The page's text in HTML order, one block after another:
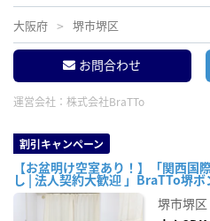
大阪府 堺市堺区
お問合わせ
運営会社： 株式会社BraTTo
割引キャンペーン
【お盆明け空室あり！】「関西国
し | 法人契約大歓迎 」BraTTo堺
堺市堺区